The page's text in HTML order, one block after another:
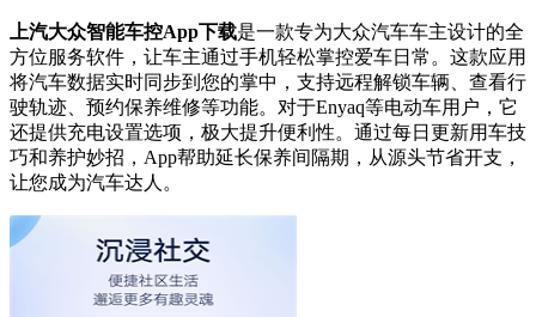
上汽大众智能车控App下载是一款专为大众汽车车主设计的全
方位服务软件，让车主通过手机轻松掌控爱车日常。这款应用
将汽车数据实时同步到您的掌中，支持远程解锁车辆、查看行
驶轨迹、预约保养维修等功能。对于Enyaq等电动车用户，它
还提供充电设置选项，极大提升便利性。通过每日更新用车技
巧和养护妙招，App帮助延长保养间隔期，从源头节省开支，
让您成为汽车达人。